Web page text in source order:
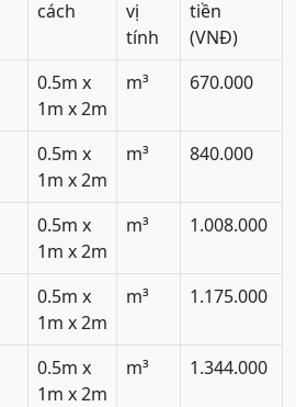
cách
vị
tính
tiền
(VNĐ)
0.5m x
1m x 2m
m³ 670.000
0.5m x
1m x 2m
m³ 840.000
0.5m x
1m x 2m
m³ 1.008.000
0.5m x
1m x 2m
m³ 1.175.000
0.5m x
1m x 2m
m³ 1.344.000